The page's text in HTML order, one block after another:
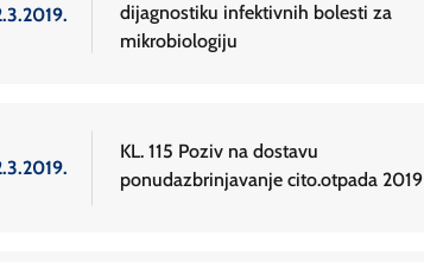
dijagnostiku infektivnih bolesti za
mikrobiologiju
KL. 115 Poziv na dostavu
ponudazbrinjavanje cito.otpada 2019